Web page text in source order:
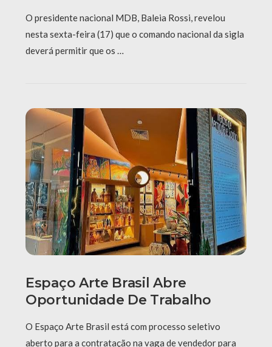
O presidente nacional MDB, Baleia Rossi, revelou
nesta sexta-feira (17) que o comando nacional da sigla
deverá permitir que os …
Espaço Arte Brasil Abre
Oportunidade De Trabalho
O Espaço Arte Brasil está com processo seletivo
aberto para a contratação na vaga de vendedor para